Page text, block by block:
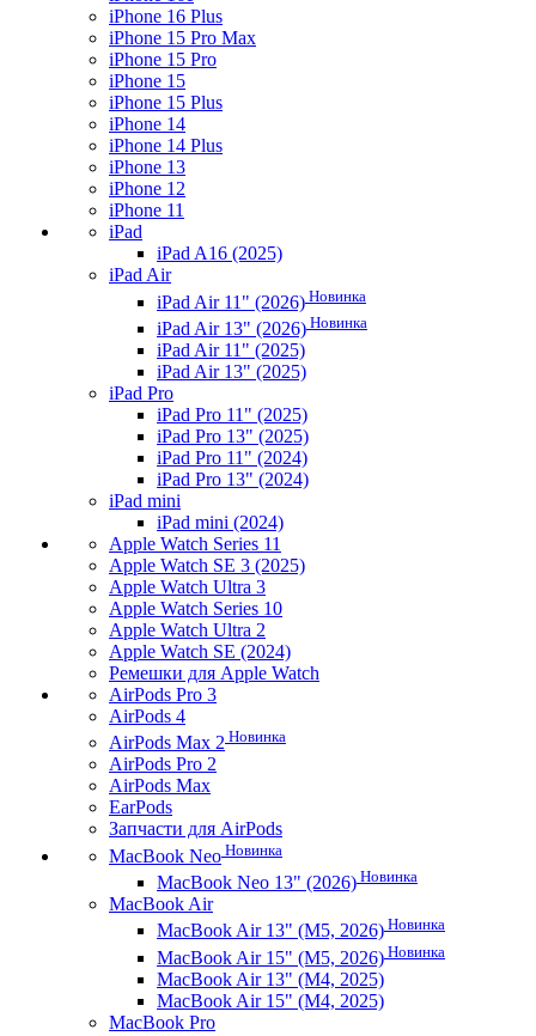
iPhone 16 Plus
iPhone 15 Pro Max
iPhone 15 Pro
iPhone 15
iPhone 15 Plus
iPhone 14
iPhone 14 Plus
iPhone 13
iPhone 12
iPhone 11
iPad
iPad A16 (2025)
iPad Air
iPad Air 11" (2026) Новинка
iPad Air 13" (2026) Новинка
iPad Air 11" (2025)
iPad Air 13" (2025)
iPad Pro
iPad Pro 11" (2025)
iPad Pro 13" (2025)
iPad Pro 11" (2024)
iPad Pro 13" (2024)
iPad mini
iPad mini (2024)
Apple Watch Series 11
Apple Watch SE 3 (2025)
Apple Watch Ultra 3
Apple Watch Series 10
Apple Watch Ultra 2
Apple Watch SE (2024)
Ремешки для Apple Watch
AirPods Pro 3
AirPods 4
AirPods Max 2 Новинка
AirPods Pro 2
AirPods Max
EarPods
Запчасти для AirPods
MacBook Neo Новинка
MacBook Neo 13" (2026) Новинка
MacBook Air
MacBook Air 13" (M5, 2026) Новинка
MacBook Air 15" (M5, 2026) Новинка
MacBook Air 13" (M4, 2025)
MacBook Air 15" (M4, 2025)
MacBook Pro